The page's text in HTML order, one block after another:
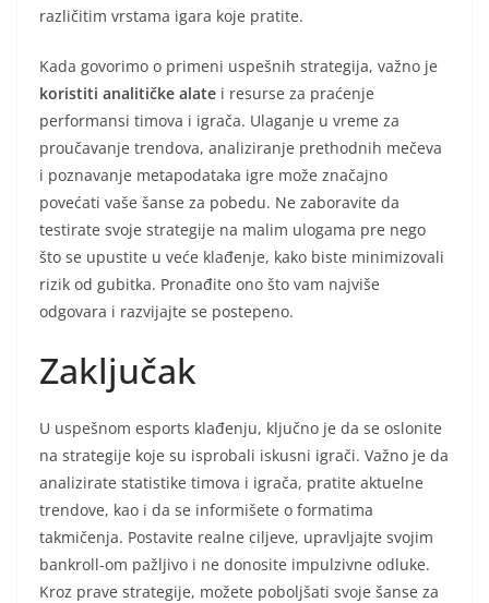
različitim vrstama igara koje pratite.
Kada govorimo o primeni uspešnih strategija, važno je
koristiti analitičke alate i resurse za praćenje
performansi timova i igrača. Ulaganje u vreme za
proučavanje trendova, analiziranje prethodnih mečeva
i poznavanje metapodataka igre može značajno
povećati vaše šanse za pobedu. Ne zaboravite da
testirate svoje strategije na malim ulogama pre nego
što se upustite u veće klađenje, kako biste minimizovali
rizik od gubitka. Pronađite ono što vam najviše
odgovara i razvijajte se postepeno.
Zaključak
U uspešnom esports klađenju, ključno je da se oslonite
na strategije koje su isprobali iskusni igrači. Važno je da
analizirate statistike timova i igrača, pratite aktuelne
trendove, kao i da se informišete o formatima
takmičenja. Postavite realne ciljeve, upravljajte svojim
bankroll-om pažljivo i ne donosite impulzivne odluke.
Kroz prave strategije, možete poboljšati svoje šanse za